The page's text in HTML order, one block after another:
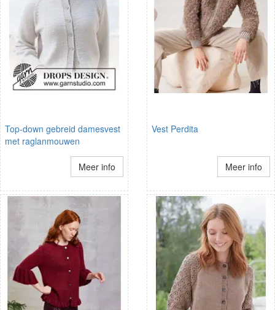
Top-down gebreid damesvest
met raglanmouwen
Meer info
Vest Perdita
Meer info